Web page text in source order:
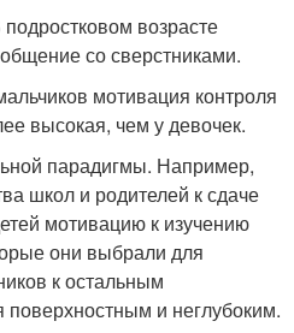
возрасте
со сверстниками.
мотивация контроля
высокая, чем у девочек.
парадигмы. Например,
школ и родителей к сдаче
мотивацию к изучению
они выбрали для
к остальным
и неглубоким.